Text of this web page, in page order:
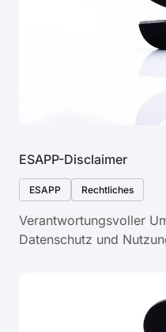
ESAPP-Disclaimer
ESAPP Rechtliches
Verantwortungsvoller
Datenschutz und